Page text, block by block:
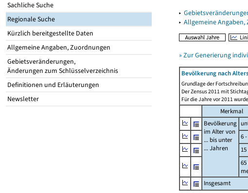
Sachliche Suche
Regionale Suche
Kürzlich bereitgestellte Daten
Allgemeine Angaben, Zuordnungen
Gebietsveränderungen,
Änderungen zum Schlüsselverzeichnis
Definitionen und Erläuterungen
Newsletter
▸
▸ Allgemeine
» Zur Generierung
Bevölkerung nach
Grundlage der
Der Zensus 2011 mit
Für die Jahre vor 2011
Merkmal
Bevölkerung
im Alter von
... bis unter
... Jahren
6
Insgesamt